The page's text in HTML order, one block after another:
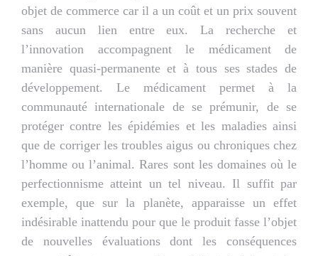
objet de commerce car il a un coût et un prix souvent
sans aucun lien entre eux. La recherche et
l’innovation accompagnent le médicament de
manière quasi-permanente et à tous ses stades de
développement. Le médicament permet à la
communauté internationale de se prémunir, de se
protéger contre les épidémies et les maladies ainsi
que de corriger les troubles aigus ou chroniques chez
l’homme ou l’animal. Rares sont les domaines où le
perfectionnisme atteint un tel niveau. Il suffit par
exemple, que sur la planète, apparaisse un effet
indésirable inattendu pour que le produit fasse l’objet
de nouvelles évaluations dont les conséquences